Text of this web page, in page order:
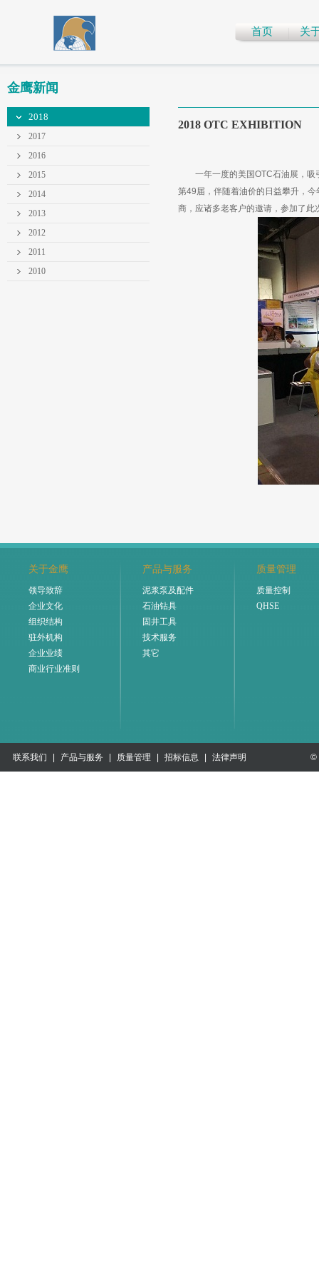
首页 关
金鹰新闻
2018
2017
2016
2015
2014
2013
2012
2011
2010
2018 OTC EXHIBITION
一年一度的美国OTC石油展，吸
第49届，伴随着油价的日益攀升，
商，应诸多老客户的邀请，参加了此
关于金鹰
领导致辞
企业文化
组织结构
驻外机构
企业业绩
商业行业准则
产品与服务
泥浆泵及配件
石油钻具
固井工具
技术服务
其它
质量管理
质量控制
QHSE
联系我们 产品与服务 质量管理 招标信息 法律声明 ©